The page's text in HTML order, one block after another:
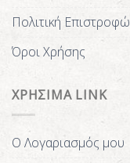
Πολιτική
Όροι Χρήσης
ΧΡΗΣΙΜΑ LINK
Ο Λογαριασμός μου